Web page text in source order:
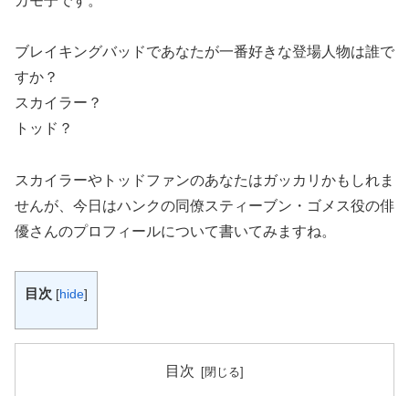
ブレイキングバッドであなたが一番好きな登場人物は誰で
すか？
スカイラー？
トッド？
スカイラーやトッドファンのあなたはガッカリかもしれま
せんが、今日はハンクの同僚スティーブン・ゴメス役の俳
優さんのプロフィールについて書いてみますね。
目次 [hide]
目次